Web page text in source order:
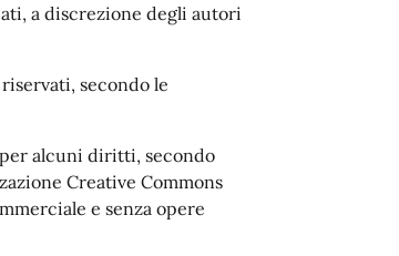
a discrezione degli autori
secondo le
per alcuni diritti, secondo
Creative Commons
e senza opere